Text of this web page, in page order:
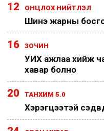
12 ОНЦЛОХ НИЙТЛЭЛ
Шинэ жарны
16 ЗОЧИН
УИХ ажлаа хийж
хавар болно
20 ТАНХИМ 5.0
Хэрэгцээтэй